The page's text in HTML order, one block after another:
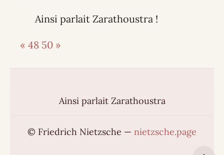
Ainsi parlait Zarathoustra !
« 48 50 »
Ainsi parlait Zarathoustra
© Friedrich Nietzsche — nietzsche.page